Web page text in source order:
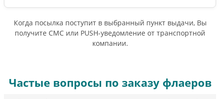
Когда посылка поступит в выбранный пункт выдачи, Вы
получите СМС или PUSH-уведомление от транспортной
компании.
Частые вопросы по заказу флаеров